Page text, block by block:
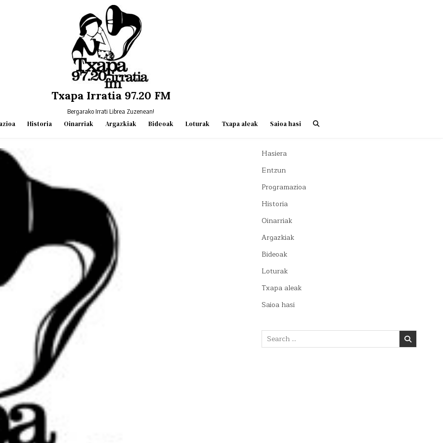
Txapa Irratia 97.20 FM
Bergarako Irrati Librea Zuzenean!
Historia Oinarriak Argazkiak Bideoak Loturak Txapa aleak Saioa hasi
Hasiera
Entzun
Programazioa
Historia
Oinarriak
Argazkiak
Bideoak
Loturak
Txapa aleak
Saioa hasi
Search
for: